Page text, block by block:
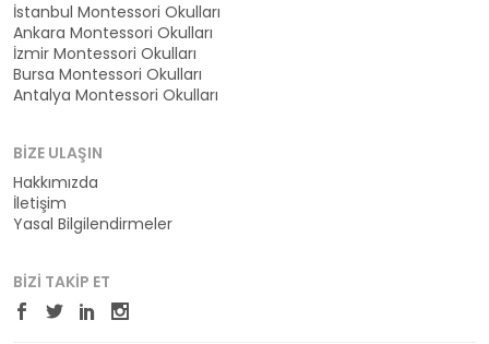
İstanbul Montessori Okulları
Ankara Montessori Okulları
İzmir Montessori Okulları
Bursa Montessori Okulları
Antalya Montessori Okulları
BIZE ULAŞIN
Hakkımızda
İletişim
Yasal Bilgilendirmeler
BIZI TAKIP ET